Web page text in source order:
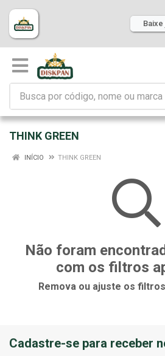
THINK GREEN
INÍCIO THINK GREEN
Não foram
com os filtros
Remova ou ajuste os
Cadastre-se para receber